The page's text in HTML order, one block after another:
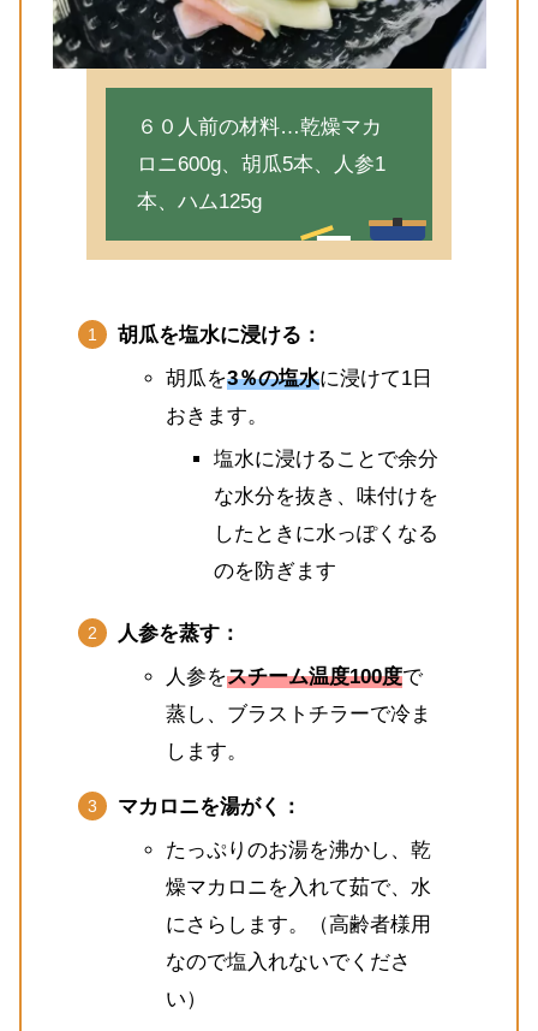
６０人前の材料…乾燥マカ
ロニ600g、胡瓜5本、人参1
本、ハム125g
胡瓜を塩水に浸ける：
胡瓜を3％の塩水に浸けて1日
おきます。
塩水に浸けることで余分
な水分を抜き、味付けを
したときに水っぽくなる
のを防ぎます
人参を蒸す：
人参をスチーム温度100度で
蒸し、ブラストチラーで冷ま
します。
マカロニを湯がく：
たっぷりのお湯を沸かし、乾
燥マカロニを入れて茹で、水
にさらします。（高齢者様用
なので塩入れないでくださ
い）